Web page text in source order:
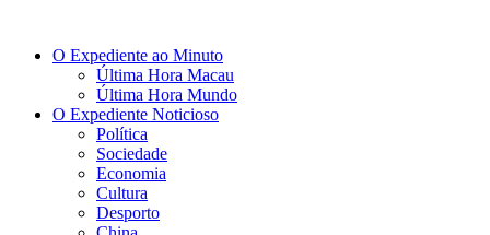
O Expediente ao Minuto
Última Hora Macau
Última Hora Mundo
O Expediente Noticioso
Política
Sociedade
Economia
Cultura
Desporto